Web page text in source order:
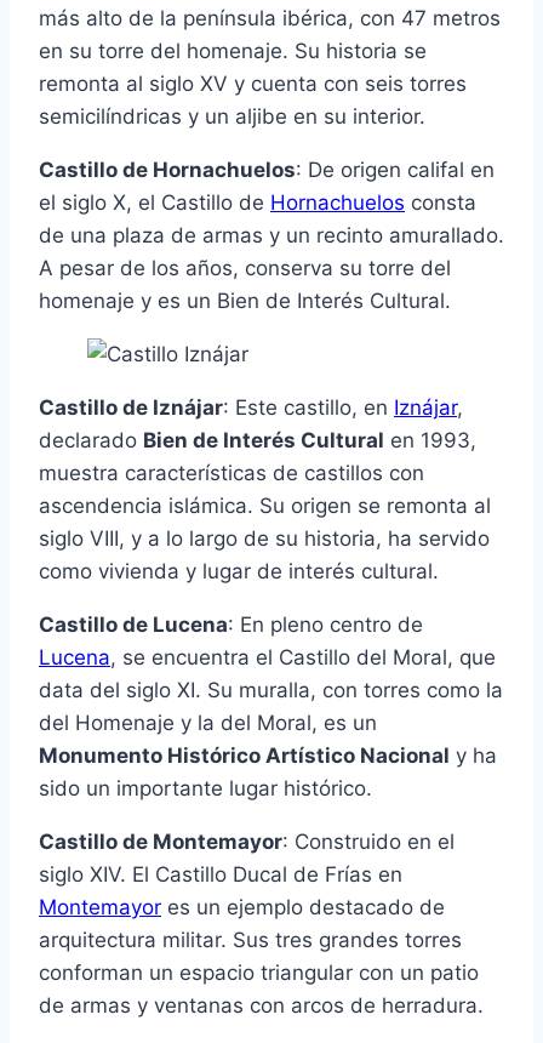
más alto de la península ibérica, con 47 metros
en su torre del homenaje. Su historia se
remonta al siglo XV y cuenta con seis torres
semicilíndricas y un aljibe en su interior.
Castillo de Hornachuelos: De origen califal en
el siglo X, el Castillo de Hornachuelos consta
de una plaza de armas y un recinto amurallado.
A pesar de los años, conserva su torre del
homenaje y es un Bien de Interés Cultural.
Castillo de Iznájar: Este castillo, en Iznájar,
declarado Bien de Interés Cultural en 1993,
muestra características de castillos con
ascendencia islámica. Su origen se remonta al
siglo VIII, y a lo largo de su historia, ha servido
como vivienda y lugar de interés cultural.
Castillo de Lucena: En pleno centro de
Lucena, se encuentra el Castillo del Moral, que
data del siglo XI. Su muralla, con torres como la
del Homenaje y la del Moral, es un
Monumento Histórico Artístico Nacional y ha
sido un importante lugar histórico.
Castillo de Montemayor: Construido en el
siglo XIV. El Castillo Ducal de Frías en
Montemayor es un ejemplo destacado de
arquitectura militar. Sus tres grandes torres
conforman un espacio triangular con un patio
de armas y ventanas con arcos de herradura.